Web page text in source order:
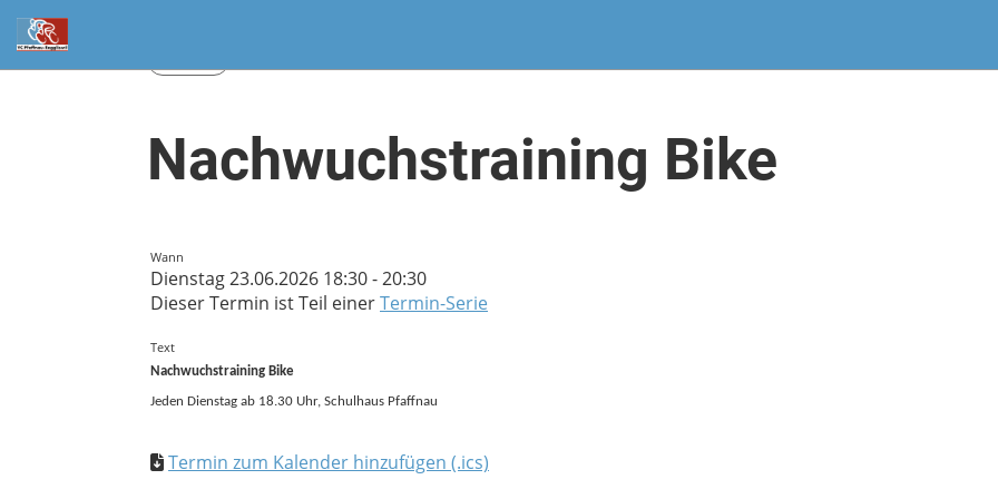
Nachwuchstraining Bike
Wann
Dienstag 23.06.2026 18:30 - 20:30
Dieser Termin ist Teil einerTermin-Serie
Text
Nachwuchstraining Bike
Jeden Dienstag ab 18.30 Uhr, Schulhaus Pfaffnau
Termin zum Kalender hinzufügen (.ics)